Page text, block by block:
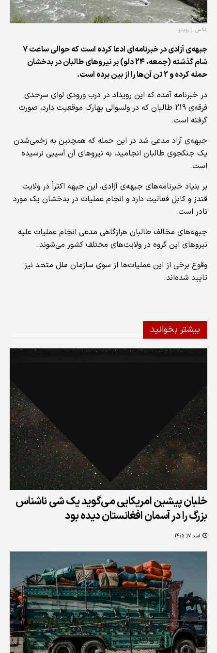
عکس از رویترز
جبهه‌ی آزادی در خبرنامه‌ای ادعا کرده است که حوالی ساعت 7
شام گذشته (جمعه، 24 دلو) بر نیروهای طالبان در بدخشان
حمله کرده و 2 تن آن‌ها را از بین برده است.
در خبرنامه آمده که این رویداد در درب ورودی لوای سرحدی
فرقه‌ی 219 طالبان که در ولسوالی بهارک موقعیت دارد، صورت
گرفته است.
جبهه‌ی آزاد مدعی شد در این حمله که همچنین به زخمی‌شدن
یک جنگجوی طالبان انجامید، به نیروهای آن آسیبی نرسیده
است.
بر بنیاد خبرنامه‌های جبهه‌ی آزادی، این جبهه اکثراً در ولایت
قندز و کابل فعالیت دارد و انجام عملیات در بدخشان یک مورد
نادر است.
جبهه‌های مخالف طالبان هرازگاهی مدعی انجام عملیات علیه
نیروهای این گروه در ولایت‌های مختلف کشور می‌شوند.
وقوع برخی از این عملیات‌ها از سوی سازمان ملل متحد نیز
تایید شده‌اند.
بیشتر بخوانید
خلبان پیشین امریکایی می‌گوید یک شی ناشناس
بزرگ را در آسمان افغانستان دیده بود
اسد 17, 1405